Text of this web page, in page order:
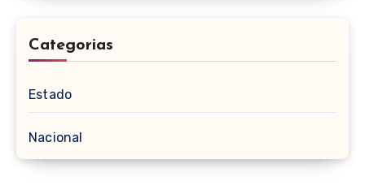
Categorias
Estado
Nacional